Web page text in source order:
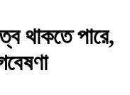
থাকতে পারে,